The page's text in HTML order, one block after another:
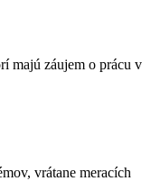
majú záujem o prácu v
vrátane meracích